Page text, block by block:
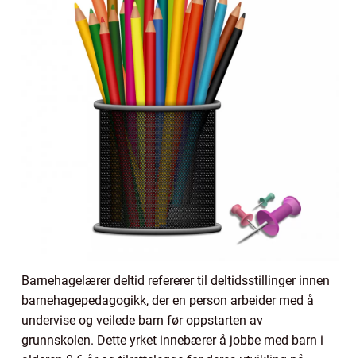
Barnehagelærer deltid refererer til deltidsstillinger innen
barnehagepedagogikk, der en person arbeider med å
undervise og veilede barn før oppstarten av
grunnskolen. Dette yrket innebærer å jobbe med barn i